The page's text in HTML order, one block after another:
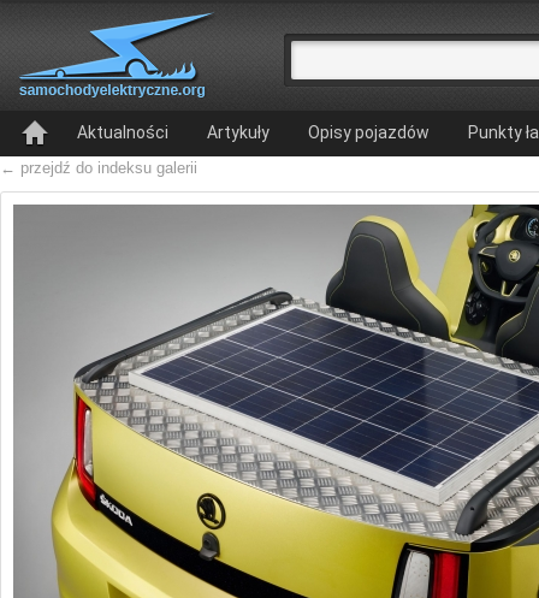
Aktualności Artykuły Opisy pojazdów Punkty
← przejdź do indeksu galerii